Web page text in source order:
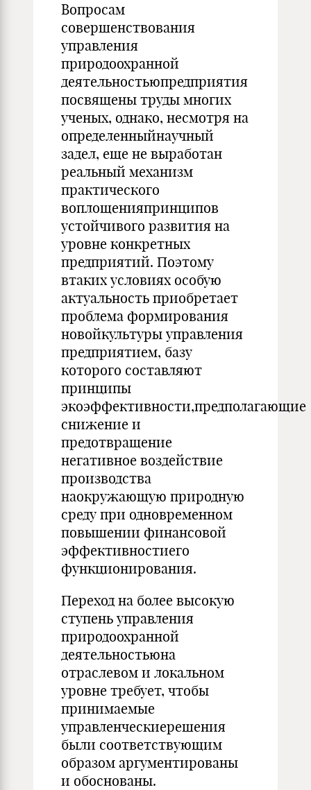
Вопросам
совершенствования
управления
природоохранной
деятельностьюпредприятия
посвящены труды многих
ученых, однако, несмотря на
определенныйнаучный
задел, еще не выработан
реальный механизм
практического
воплощенияпринципов
устойчивого развития на
уровне конкретных
предприятий. Поэтому
втаких условиях особую
актуальность приобретает
проблема формирования
новойкультуры управления
предприятием, базу
которого составляют
принципы
экоэффективности,предполагающие
снижение и
предотвращение
негативное воздействие
производства
наокружающую природную
среду при одновременном
повышении финансовой
эффективностиего
функционирования.
Переход на более высокую
ступень управления
природоохранной
деятельностьюна
отраслевом и локальном
уровне требует, чтобы
принимаемые
управленческиерешения
были соответствующим
образом аргументированы
и обоснованы.